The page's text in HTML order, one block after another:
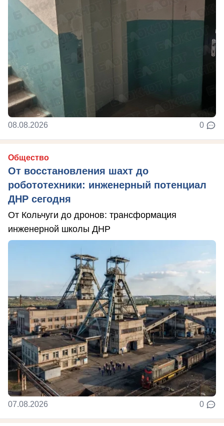
08.08.2026 0
Общество
От восстановления шахт до
робототехники: инженерный потенциал
ДНР сегодня
От Кольчуги до дронов: трансформация
инженерной школы ДНР
07.08.2026 0